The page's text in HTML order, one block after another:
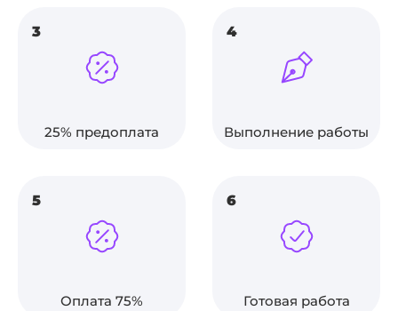
3
25% предоплата
4
Выполнение работы
5
Оплата 75%
6
Готовая работа